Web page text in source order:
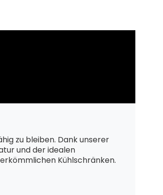
zu bleiben. Dank unserer
und der idealen
Kühlschränken.